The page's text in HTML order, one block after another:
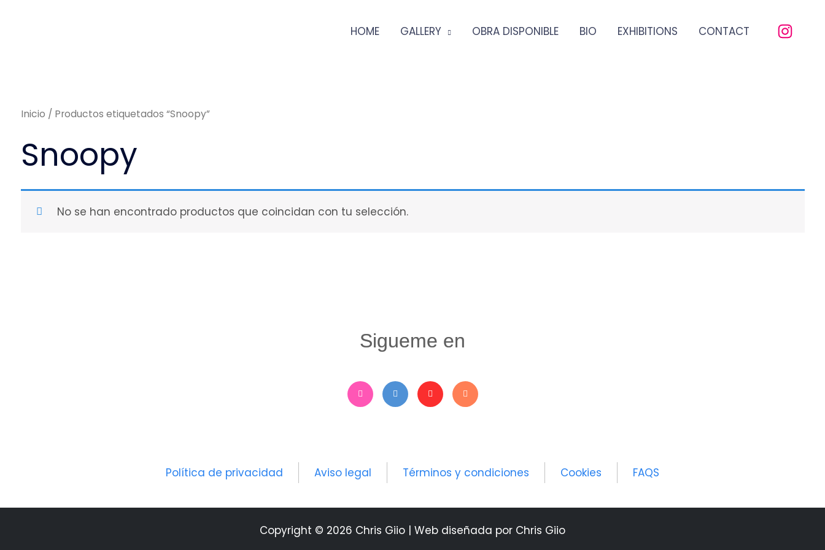
HOME GALLERY OBRA DISPONIBLE BIO EXHIBITIONS CONTACT
Inicio / Productos etiquetados “Snoopy”
Snoopy
No se han encontrado productos que coincidan con tu selección.
Sigueme en
Política de privacidad Aviso legal Términos y condiciones Cookies FAQS
Copyright © 2026 Chris Giio | Web diseñada por Chris Giio